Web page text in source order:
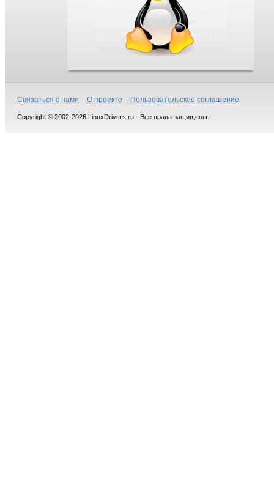
Связаться с нами О проекте Пользовательское соглашение
Copyright © 2002-2026 LinuxDrivers.ru - Все права защищены.